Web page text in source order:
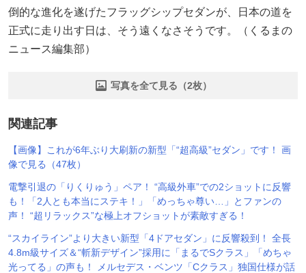
倒的な進化を遂げたフラッグシップセダンが、日本の道を
正式に走り出す日は、そう遠くなさそうです。（くるまの
ニュース編集部）
写真を全て見る（2枚）
関連記事
【画像】これが6年ぶり大刷新の新型「“超高級”セダン」です！ 画
像で見る（47枚）
電撃引退の「りくりゅう」ペア！ “高級外車”での2ショットに反響
も！「2人とも本当にステキ！」「めっちゃ尊い…」とファンの
声！ “超リラックス”な極上オフショットが素敵すぎる！
“スカイライン”より大きい新型「4ドアセダン」に反響殺到！ 全長
4.8m級サイズ＆“斬新デザイン”採用に「まるでSクラス」「めちゃ
光ってる」の声も！ メルセデス・ベンツ「Cクラス」独国仕様が話